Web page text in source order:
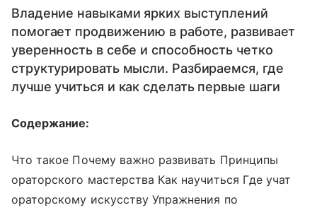
Владение навыками ярких выступлений
помогает продвижению в работе, развивает
уверенность в себе и способность четко
структурировать мысли. Разбираемся, где
лучше учиться и как сделать первые шаги
Содержание:
Что такое Почему важно развивать Принципы
ораторского мастерства Как научиться Где учат
ораторскому искусству Упражнения по